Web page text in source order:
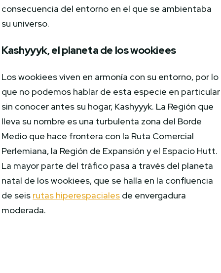
consecuencia del entorno en el que se ambientaba
su universo.
Kashyyyk, el planeta de los wookiees
Los wookiees viven en armonía con su entorno, por lo
que no podemos hablar de esta especie en particular
sin conocer antes su hogar, Kashyyyk. La Región que
lleva su nombre es una turbulenta zona del Borde
Medio que hace frontera con la Ruta Comercial
Perlemiana, la Región de Expansión y el Espacio Hutt.
La mayor parte del tráfico pasa a través del planeta
natal de los wookiees, que se halla en la confluencia
de seis rutas hiperespaciales de envergadura
moderada.